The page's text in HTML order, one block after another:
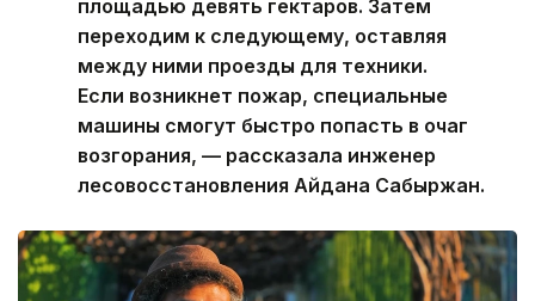
площадью девять гектаров. Затем
переходим к следующему, оставляя
между ними проезды для техники.
Если возникнет пожар, специальные
машины смогут быстро попасть в очаг
возгорания, — рассказала инженер
лесовосстановления Айдана Сабыржан.